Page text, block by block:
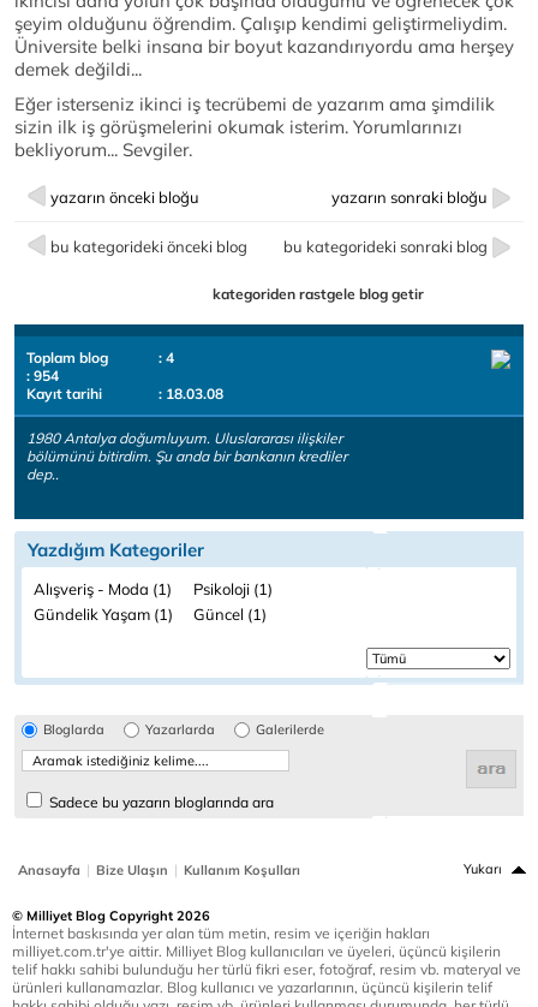
şeyim olduğunu öğrendim. Çalışıp kendimi geliştirmeliydim.
Üniversite belki insana bir boyut kazandırıyordu ama herşey
demek değildi...
Eğer isterseniz ikinci iş tecrübemi de yazarım ama şimdilik
sizin ilk iş görüşmelerini okumak isterim. Yorumlarınızı
bekliyorum... Sevgiler.
yazarın önceki bloğu yazarın sonraki bloğu
bu kategorideki önceki blog bu kategorideki sonraki blog
kategoriden rastgele blog getir
Toplam blog
: 4
: 954
Kayıt tarihi
: 18.03.08
1980 Antalya doğumluyum. Uluslararası ilişkiler
bölümünü bitirdim. Şu anda bir bankanın krediler
dep..
Yazdığım Kategoriler
Alışveriş - Moda (1)
Psikoloji (1)
Gündelik Yaşam (1)
Güncel (1)
Bloglarda Yazarlarda Galerilerde
Sadece bu yazarın bloglarında ara
Anasayfa | Bize Ulaşın | Kullanım Koşulları Yukarı
© Milliyet Blog Copyright 2026
İnternet baskısında yer alan tüm metin, resim ve içeriğin hakları
milliyet.com.tr'ye aittir. Milliyet Blog kullanıcıları ve üyeleri, üçüncü kişilerin
telif hakkı sahibi bulunduğu her türlü fikri eser, fotoğraf, resim vb. materyal ve
ürünleri kullanamazlar. Blog kullanıcı ve yazarlarının, üçüncü kişilerin telif